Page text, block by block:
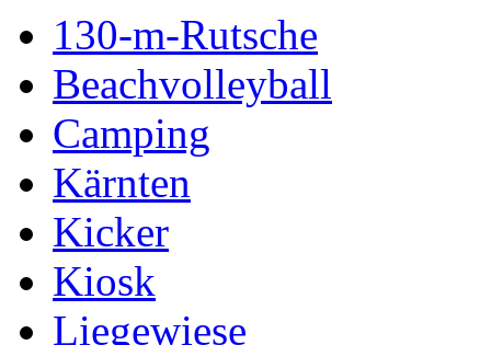
130-m-Rutsche
Beachvolleyball
Camping
Kärnten
Kicker
Kiosk
Liegewiese